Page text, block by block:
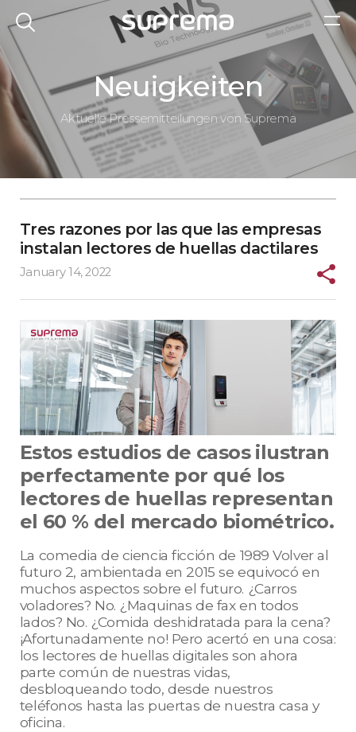
Neuigkeiten
Aktuelle Pressemitteilungen von Suprema
Tres razones por las que las empresas
instalan lectores de huellas dactilares
January 14, 2022
Estos estudios de casos ilustran
perfectamente por qué los
lectores de huellas representan
el 60 % del mercado biométrico.
La comedia de ciencia ficción de 1989 Volver al
futuro 2, ambientada en 2015 se equivocó en
muchos aspectos sobre el futuro. ¿Carros
voladores? No. ¿Maquinas de fax en todos
lados? No. ¿Comida deshidratada para la cena?
¡Afortunadamente no! Pero acertó en una cosa:
los lectores de huellas digitales son ahora
parte común de nuestras vidas,
desbloqueando todo, desde nuestros
teléfonos hasta las puertas de nuestra casa y
oficina.